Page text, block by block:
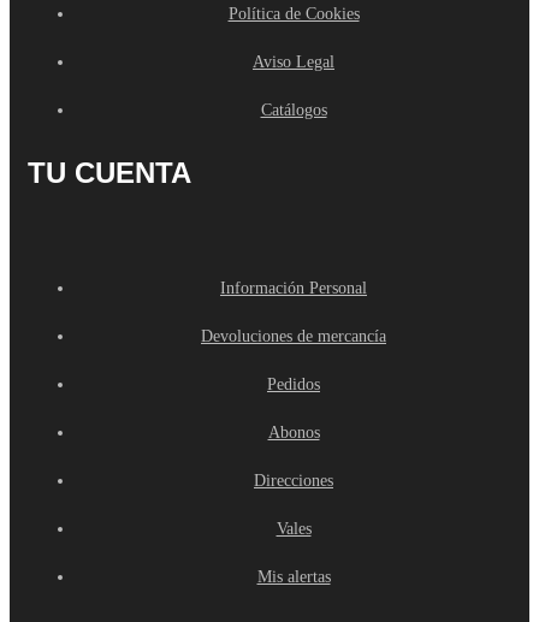
Política de Cookies
Aviso Legal
Catálogos
TU CUENTA
Información Personal
Devoluciones de mercancía
Pedidos
Abonos
Direcciones
Vales
Mis alertas